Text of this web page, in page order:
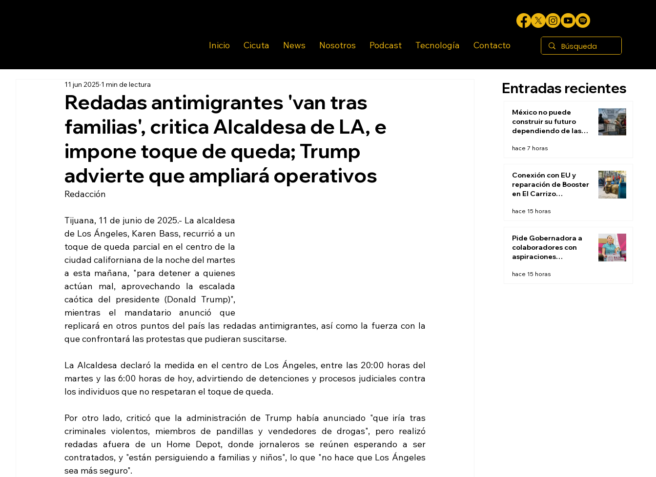
Inicio Cicuta News Nosotros Podcast Tecnología Contacto
Redadas antimigrantes 'van tras
familias', critica Alcaldesa de LA, e
impone toque de queda; Trump
advierte que ampliará operativos
11 jun 2025 1 min de lectura
Redacción
Tijuana, 11 de junio de 2025.- La alcaldesa
de Los Ángeles, Karen Bass, recurrió a un
toque de queda parcial en el centro de la
ciudad californiana de la noche del martes
a esta mañana, "para detener a quienes
actúan mal, aprovechando la escalada
caótica del presidente (Donald Trump)",
mientras el mandatario anunció que
replicará en otros puntos del país las redadas antimigrantes, así como la fuerza con la
que confrontará las protestas que pudieran suscitarse.
La Alcaldesa declaró la medida en el centro de Los Ángeles, entre las 20:00 horas del
martes y las 6:00 horas de hoy, advirtiendo de detenciones y procesos judiciales contra
los individuos que no respetaran el toque de queda.
Por otro lado, criticó que la administración de Trump había anunciado "que iría tras
criminales violentos, miembros de pandillas y vendedores de drogas", pero realizó
redadas afuera de un Home Depot, donde jornaleros se reúnen esperando a ser
contratados, y "están persiguiendo a familias y niños", lo que "no hace que Los Ángeles
sea más seguro".
Entradas recientes
México no puede
construir su futuro
dependiendo de las
hace 7 horas
Conexión con EU y
reparación de Booster
en El Carrizo
suministro de agua
hace 15 horas
Pide Gobernadora a
colaboradores con
aspiraciones
la próxima semana
hace 15 horas